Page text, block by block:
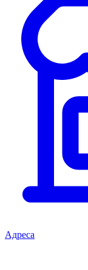
Адреса